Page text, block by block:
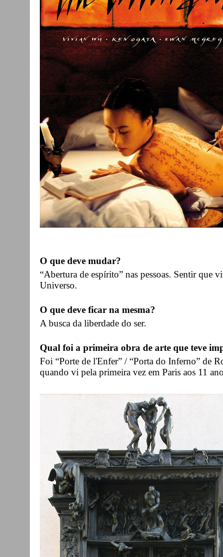
O que deve mudar?
“Abertura de espírito” nas pessoas. Sentir que
Universo.
O que deve ficar na mesma?
A busca da liberdade do ser.
Qual foi a primeira obra de arte que teve
Foi “Porte de l'Enfer” / “Porta do Inferno” de
quando vi pela primeira vez em Paris aos 11